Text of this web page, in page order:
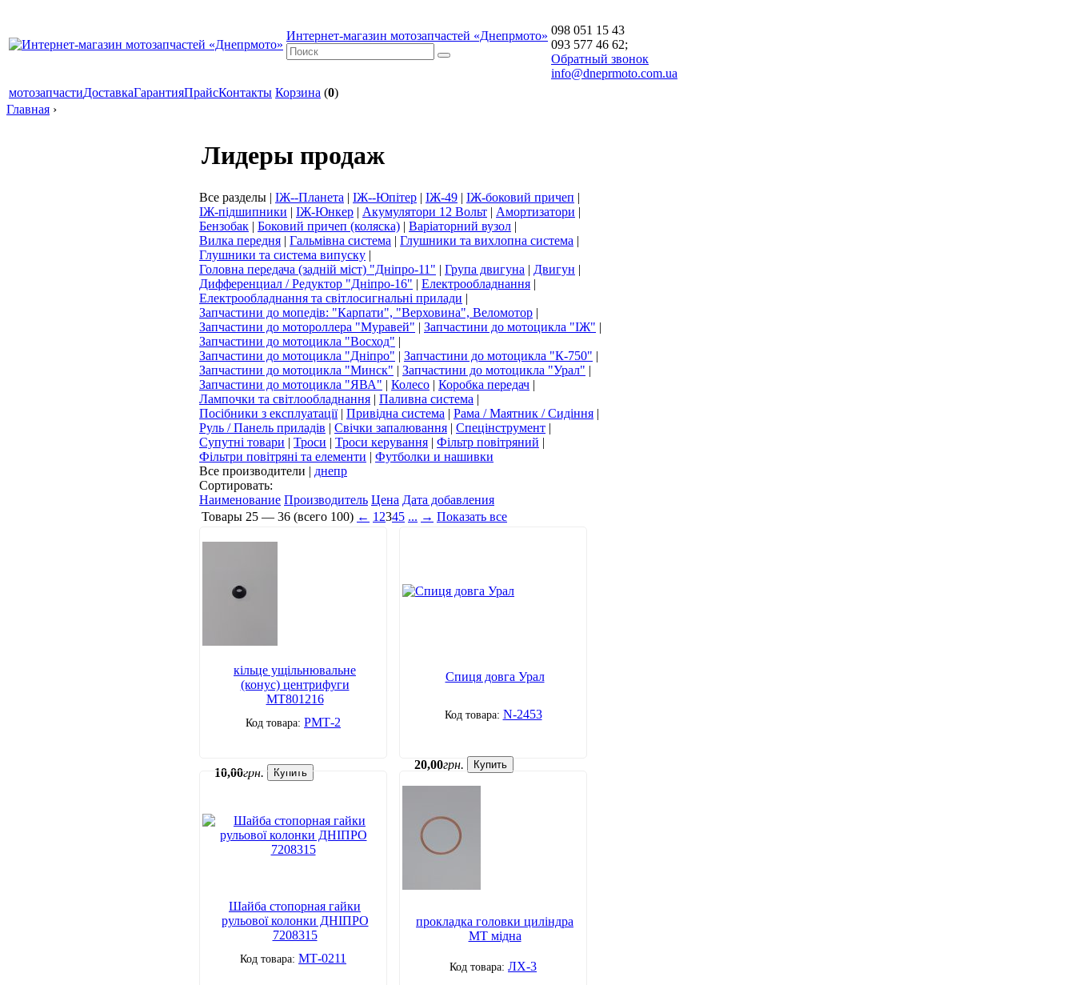
Интернет-магазин мотозапчастей «Днепрмото» 098 051 15 43
093 577 46 62;
Обратный звонок
info@dneprmoto.com.ua
мотозапчастиДоставкаГарантияПрайсКонтакты Корзина (0)
Главная ›
Лидеры продаж
Все разделы | ІЖ--Планета | ІЖ--Юпітер | ІЖ-49 | ІЖ-боковий причеп |
ІЖ-підшипники | ІЖ-Юнкер | Акумулятори 12 Вольт | Амортизатори |
Бензобак | Боковий причеп (коляска) | Варіаторний вузол |
Вилка передня | Гальмівна система | Глушники та вихлопна система |
Глушники та система випуску |
Головна передача (задній міст) "Дніпро-11" | Група двигуна | Двигун |
Дифференциал / Редуктор "Дніпро-16" | Електрообладнання |
Електрообладнання та світлосигнальні прилади |
Запчастини до мопедів: "Карпати", "Верховина", Веломотор |
Запчастини до мотороллера "Муравей" | Запчастини до мотоцикла "ІЖ" |
Запчастини до мотоцикла "Восход" |
Запчастини до мотоцикла "Дніпро" | Запчастини до мотоцикла "К-750" |
Запчастини до мотоцикла "Минск" | Запчастини до мотоцикла "Урал" |
Запчастини до мотоцикла "ЯВА" | Колесо | Коробка передач |
Лампочки та світлообладнання | Паливна система |
Посібники з експлуатації| Привідна система | Рама / Маятник / Сидіння |
Руль / Панель приладів | Свічки запалювання | Спецінструмент |
Супутні товари | Троси | Троси керування | Фільтр повітряний |
Фільтри повітряні та елементи | Футболки и нашивки
Все производители | днепр
Сортировать:
Наименование Производитель Цена Дата добавления
Товары 25 — 36 (всего 100) ← 1 2345 ... → Показать все
кільце ущільнювальне
(конус) центрифуги
МТ801216
РМТ-2
10,00грн. Купить
Спиця довга Урал
N-2453
20,00грн. Купить
Шайба стопорная гайки
рульової колонки ДНІПРО
7208315
МТ-0211
прокладка головки циліндра
МТ мідна
ЛХ-3